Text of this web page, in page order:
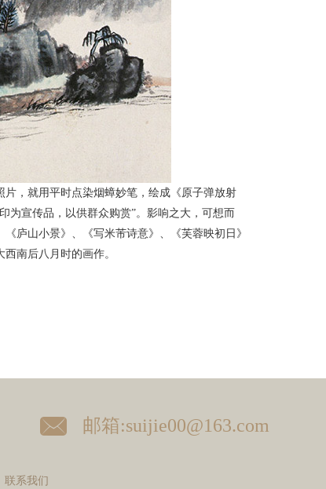
，就用平时点染烟蟑妙笔，绘成《原子弹放射
为宣传品，以供群众购赏”。影响之大，可想而
庐山小景》、《写米芾诗意》、《芙蓉映初日》
南后八月时的画作。
邮箱:suijie00@163.com
联系我们